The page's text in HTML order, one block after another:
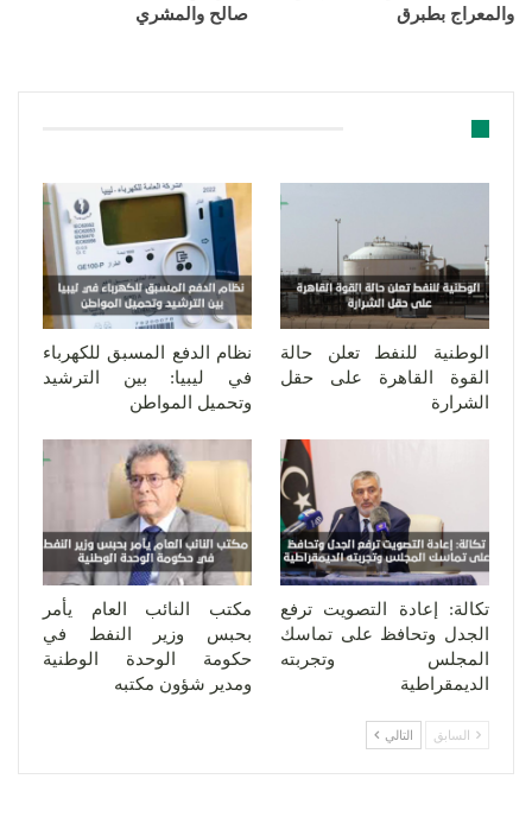
والمعراج بطبرق
صالح والمشري
الوطنية للنفط تعلن حالة
القوة القاهرة على حقل
الشرارة
نظام الدفع المسبق للكهرباء
في ليبيا: بين الترشيد
وتحميل المواطن
تكالة: إعادة التصويت ترفع
الجدل وتحافظ على تماسك
المجلس وتجربته
الديمقراطية
مكتب النائب العام يأمر
بحبس وزير النفط في
حكومة الوحدة الوطنية
ومدير شؤون مكتبه
السابق التالي